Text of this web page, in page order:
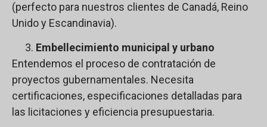
(perfecto para nuestros clientes de Canadá, Reino
Unido y Escandinavia).
Embellecimiento municipal y urbano
Entendemos el proceso de contratación de
proyectos gubernamentales. Necesita
certificaciones, especificaciones detalladas para
las licitaciones y eficiencia presupuestaria.